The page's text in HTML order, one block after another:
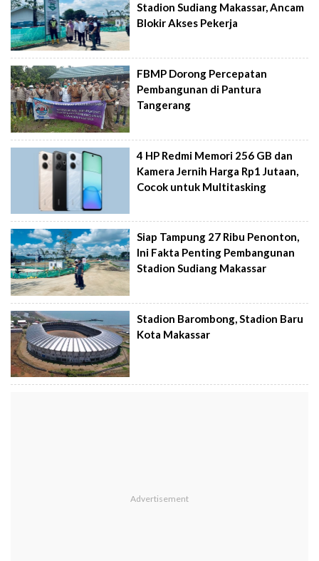
Stadion Sudiang Makassar, Ancam
Blokir Akses Pekerja
FBMP Dorong Percepatan
Pembangunan di Pantura
Tangerang
4 HP Redmi Memori 256 GB dan
Kamera Jernih Harga Rp1 Jutaan,
Cocok untuk Multitasking
Siap Tampung 27 Ribu Penonton,
Ini Fakta Penting Pembangunan
Stadion Sudiang Makassar
Stadion Barombong, Stadion Baru
Kota Makassar